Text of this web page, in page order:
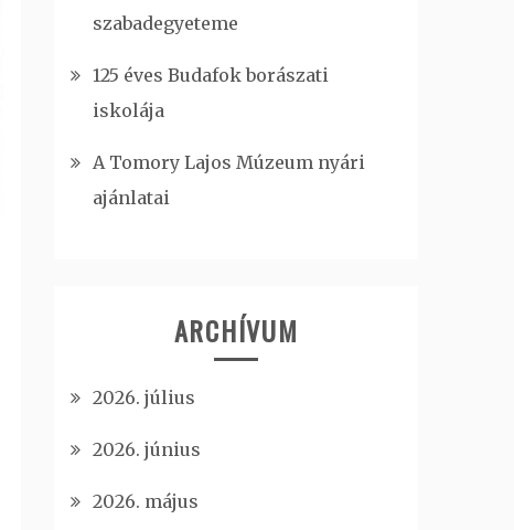
szabadegyeteme
125 éves Budafok borászati
iskolája
A Tomory Lajos Múzeum nyári
ajánlatai
ARCHÍVUM
2026. július
2026. június
2026. május